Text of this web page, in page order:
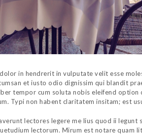
in hendrerit in vulputate velit esse
et iusto odio dignissim qui blandit
tempor cum soluta nobis eleifend
Typi non habent claritatem insitam; est
lectores legere me lius quod ii legunt
lectorum. Mirum est notare quam